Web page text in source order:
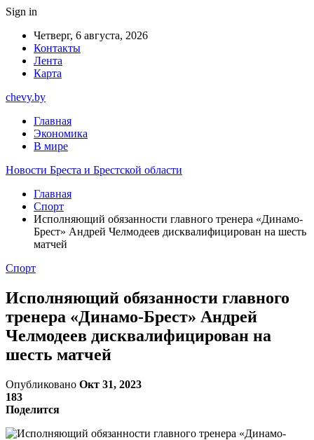
Sign in
Четверг, 6 августа, 2026
Контакты
Лента
Карта
chevy.by
Главная
Экономика
В мире
Новости Бреста и Брестской области
Главная
Спорт
Исполняющий обязанности главного тренера «Динамо-
Брест» Андрей Челмодеев дисквалифицирован на шесть
матчей
Спорт
Исполняющий обязанности главного
тренера «Динамо-Брест» Андрей
Челмодеев дисквалифицирован на
шесть матчей
Опубликовано Окт 31, 2023
183
Поделится